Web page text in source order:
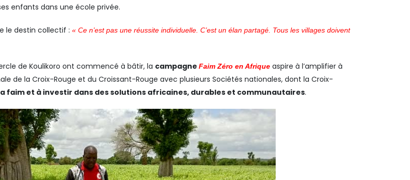
enfants dans une école privée.
le destin collectif : « Ce n’est pas une réussite individuelle. C’est un élan partagé. Tous les villages doivent
de Koulikoro ont commencé à bâtir, la campagne Faim Zéro en Afrique aspire à l’amplifier à
de la Croix-Rouge et du Croissant-Rouge avec plusieurs Sociétés nationales, dont la Croix-
et à investir dans des solutions africaines, durables et communautaires.